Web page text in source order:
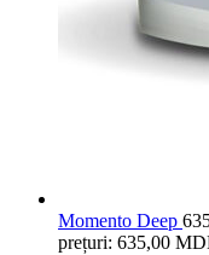
Momento Deep
prețuri: 635,00